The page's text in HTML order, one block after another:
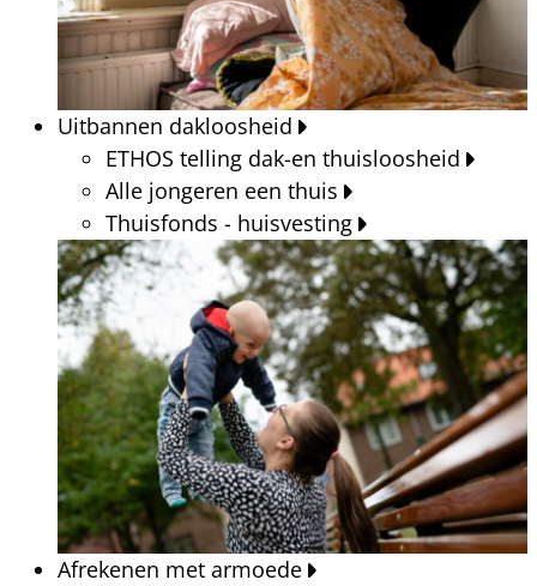
Uitbannen dakloosheid
ETHOS telling dak-en thuisloosheid
Alle jongeren een thuis
Thuisfonds - huisvesting
Afrekenen met armoede